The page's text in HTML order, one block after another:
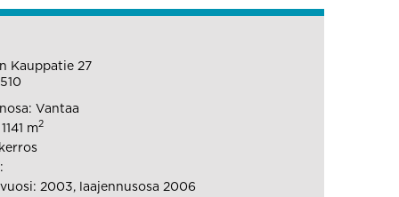
Kauppatie 27
Vantaa
m2
2003, laajennusosa 2006